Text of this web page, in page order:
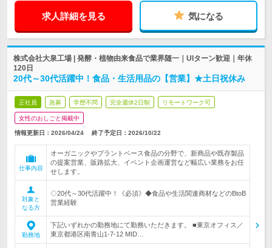
求人詳細を見る 気になる
株式会社大泉工場 | 発酵・植物由来食品で業界随一｜UIターン歓迎｜年休
120日
20代～30代活躍中！食品・生活用品の【営業】★土日祝休み
正社員 急募 学歴不問 完全週休2日制 リモートワーク可
女性のおしごと掲載中
情報更新日：2026/04/24 終了予定日： 2026/10/22
仕事内容
オーガニックやプラントベース食品の分野で、新商品や既存製品
の提案営業、販路拡大、イベント企画運営など幅広い業務をお任
せします。
対象と
なる方
◇20代～30代活躍中！《必須》◆食品や生活関連商材などのBtoB
営業経験
勤務地
下記いずれかの勤務地にて勤務いただきます。 ■東京オフィス／
東京都港区南青山1-7-12 MID…